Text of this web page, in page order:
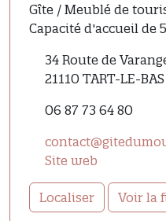
Gîte / Meublé de
Capacité d'accueil de
34 Route de
21110 TART-LE-BAS
06 87 73 64 80
Site web
Localiser Voir la